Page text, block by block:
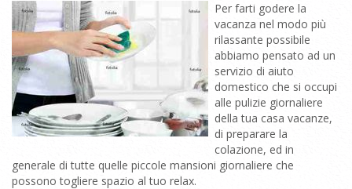
Per farti godere la
vacanza nel modo più
rilassante possibile
abbiamo pensato ad un
servizio di aiuto
domestico che si occupi
alle pulizie giornaliere
della tua casa vacanze,
di preparare la
colazione, ed in
generale di tutte quelle piccole mansioni giornaliere che
possono togliere spazio al tuo relax.